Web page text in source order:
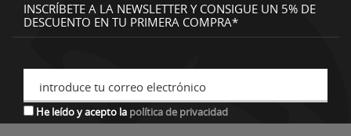
INSCRÍBETE A LA NEWSLETTER Y CONSIGUE UN 5% DE
DESCUENTO EN TU PRIMERA COMPRA*
introduce tu correo electrónico
He leído y acepto la política de privacidad